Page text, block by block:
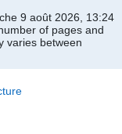
9 août 2026, 13:24
of pages and
varies between